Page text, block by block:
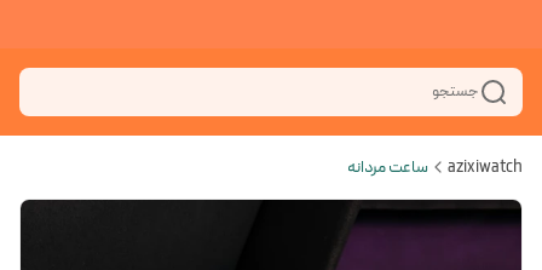
جستجو
azixiwatch ساعت مردانه